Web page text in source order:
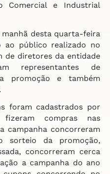
Comercial e Industrial
desta quarta-feira
ao público realizado no
de diretores da entidade
representantes de
promoção e também
foram cadastrados por
compras nas
campanha concorreram
sorteio da promoção,
concorreram cerca
a campanha do ano